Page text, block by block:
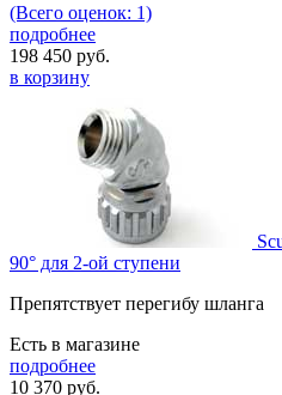
(Всего оценок: 1)
подробнее
198 450 руб.
в корзину
90° для 2-ой ступени
Препятствует перегибу шланга
Есть в магазине
подробнее
10 370 руб.